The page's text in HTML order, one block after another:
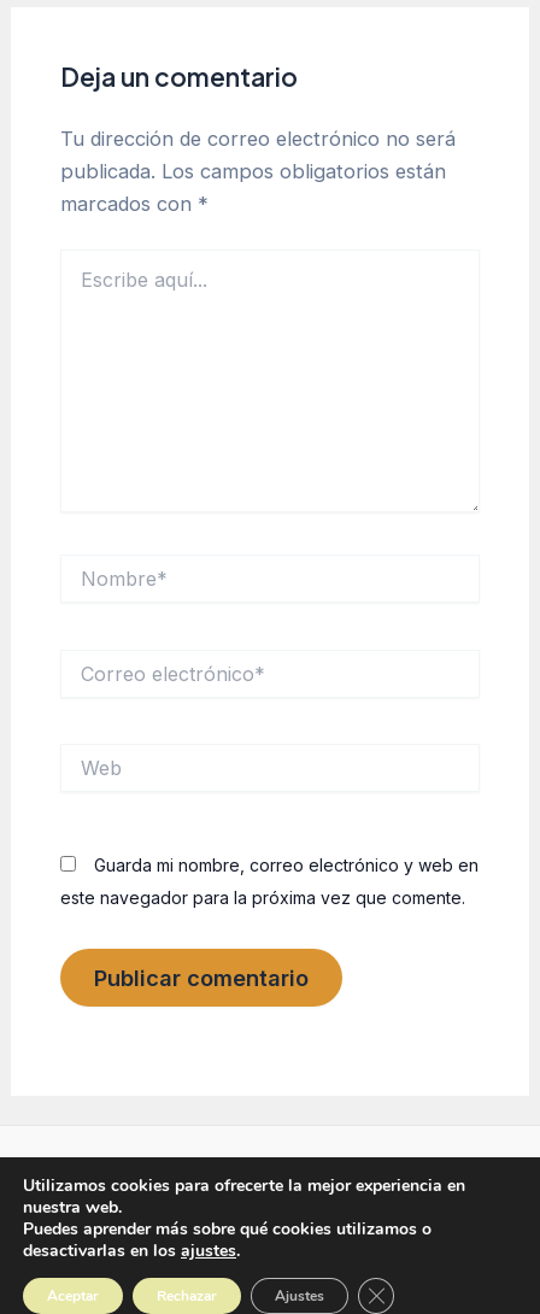
Deja un comentario
Tu dirección de correo electrónico no será
publicada. Los campos obligatorios están
marcados con *
aquí...
electrónico*
Guarda mi nombre, correo electrónico y web en
este navegador para la próxima vez que comente.
Copyright © 2026 Blog de Beepallet - Compra, vende y
alquila palots y palets|
Utilizamos cookies para ofrecerte la mejor experiencia en
nuestra web.
Puedes aprender más sobre qué cookies utilizamos o
desactivarlas en los ajustes.
Aceptar Rechazar Ajustes Cerrar el banner de